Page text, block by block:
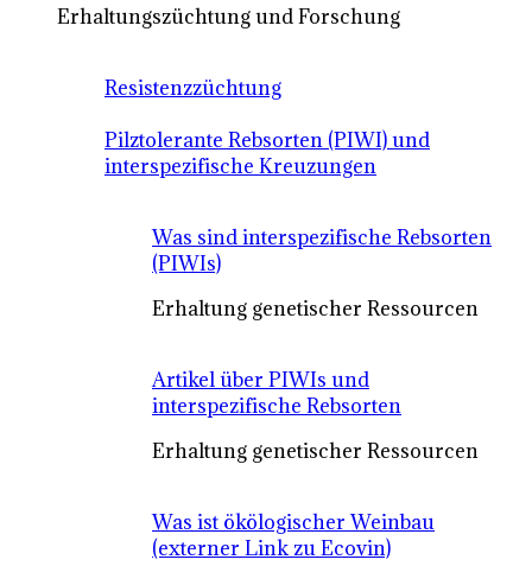
Erhaltungszüchtung und Forschung
Resistenzzüchtung
Pilztolerante Rebsorten (PIWI) und
interspezifische Kreuzungen
Was sind interspezifische Rebsorten
(PIWIs)
Erhaltung genetischer Ressourcen
Artikel über PIWIs und
interspezifische Rebsorten
Erhaltung genetischer Ressourcen
Was ist ökölogischer Weinbau
(externer Link zu Ecovin)